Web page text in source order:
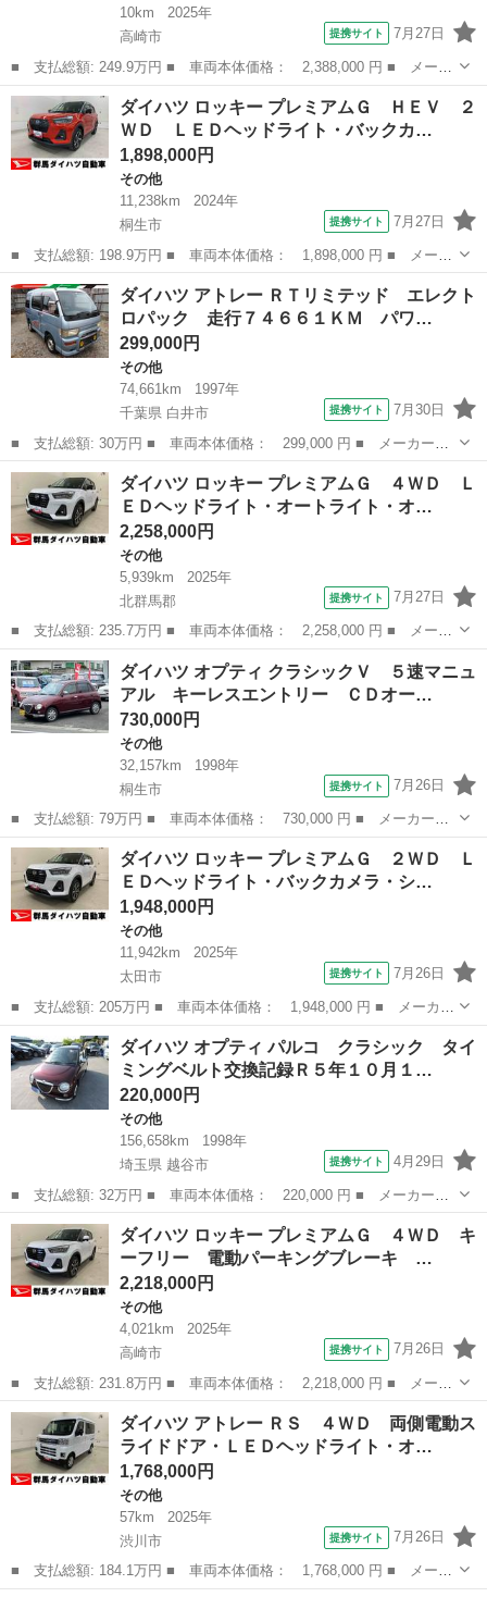
10km
2025年
高崎市
提携サイト 7月27日
■ 支払総額: 249.9万円 ■ 車両本体価格： 2,388,000 円 ■ メーカ
ー名： ダイハツ ■ 車種名： ロッキー ■ グレード名： プレミ
アムＧ ＨＥＶ 登録済み未使用車／ナビアップグレードパック／衝
突被害軽...
群馬 高崎市 その他
ダイハツ ロッキー プレミアムＧ ＨＥＶ ２
ＷＤ ＬＥＤヘッドライト・バックカ…
1,898,000円
その他
11,238km
2024年
桐生市
提携サイト 7月27日
■ 支払総額: 198.9万円 ■ 車両本体価格： 1,898,000 円 ■ メーカ
ー名： ダイハツ ■ 車種名： ロッキー ■ グレード名： プレミ
アムＧ ＨＥＶ ２ＷＤ ＬＥＤヘッドライト・バックカメラ・シー
トヒータ...
群馬 桐生市 その他
ダイハツ アトレー ＲＴリミテッド エレクト
ロパック 走行７４６６１ＫＭ パワ…
299,000円
その他
74,661km
1997年
千葉県 白井市
提携サイト 7月30日
■ 支払総額: 30万円 ■ 車両本体価格： 299,000 円 ■ メーカー
名： ダイハツ ■ 車種名： アトレー ■ グレード名： ＲＴリミ
テッド エレクトロパック 走行７４６６１ＫＭ パワーウィンド
ウ パワーステアリ...
千葉 白井市 その他
ダイハツ ロッキー プレミアムＧ ４ＷＤ Ｌ
ＥＤヘッドライト・オートライト・オ…
2,258,000円
その他
5,939km
2025年
北群馬郡
提携サイト 7月27日
■ 支払総額: 235.7万円 ■ 車両本体価格： 2,258,000 円 ■ メーカ
ー名： ダイハツ ■ 車種名： ロッキー ■ グレード名： プレミ
アムＧ ４ＷＤ ＬＥＤヘッドライト・オートライト・オートマチッ
クハイビ...
群馬 北群馬郡
ダイハツ オプティ クラシックＶ ５速マニュ
アル キーレスエントリー ＣＤオー…
730,000円
その他
32,157km
1998年
桐生市
提携サイト 7月26日
■ 支払総額: 79万円 ■ 車両本体価格： 730,000 円 ■ メーカー
名： ダイハツ ■ 車種名： オプティ ■ グレード名： クラシッ
クＶ ５速マニュアル キーレスエントリー ＣＤオーディオ 本革
シート ドアバイ...
群馬 桐生市 その他
ダイハツ ロッキー プレミアムＧ ２ＷＤ Ｌ
ＥＤヘッドライト・バックカメラ・シ…
1,948,000円
その他
11,942km
2025年
太田市
提携サイト 7月26日
■ 支払総額: 205万円 ■ 車両本体価格： 1,948,000 円 ■ メーカー
名： ダイハツ ■ 車種名： ロッキー ■ グレード名： プレミア
ムＧ ２ＷＤ ＬＥＤヘッドライト・バックカメラ・シートヒータ
ー・スマート...
群馬 太田市 その他
ダイハツ オプティ パルコ クラシック タイ
ミングベルト交換記録Ｒ５年１０月１…
220,000円
その他
156,658km
1998年
埼玉県 越谷市
提携サイト 4月29日
■ 支払総額: 32万円 ■ 車両本体価格： 220,000 円 ■ メーカー
名： ダイハツ ■ 車種名： オプティ ■ グレード名： パルコ
クラシック タイミングベルト交換記録Ｒ５年１０月１０日１４０９
６０ＫＭ 前オー...
埼玉 越谷市 その他
ダイハツ ロッキー プレミアムＧ ４ＷＤ キ
ーフリー 電動パーキングブレーキ …
2,218,000円
その他
4,021km
2025年
高崎市
提携サイト 7月26日
■ 支払総額: 231.8万円 ■ 車両本体価格： 2,218,000 円 ■ メーカ
ー名： ダイハツ ■ 車種名： ロッキー ■ グレード名： プレミ
アムＧ ４ＷＤ キーフリー 電動パーキングブレーキ 運転席助手
席シート...
群馬 高崎市 その他
ダイハツ アトレー ＲＳ ４ＷＤ 両側電動ス
ライドドア・ＬＥＤヘッドライト・オ…
1,768,000円
その他
57km
2025年
渋川市
提携サイト 7月26日
■ 支払総額: 184.1万円 ■ 車両本体価格： 1,768,000 円 ■ メーカ
ー名： ダイハツ ■ 車種名： アトレー ■ グレード名： ＲＳ